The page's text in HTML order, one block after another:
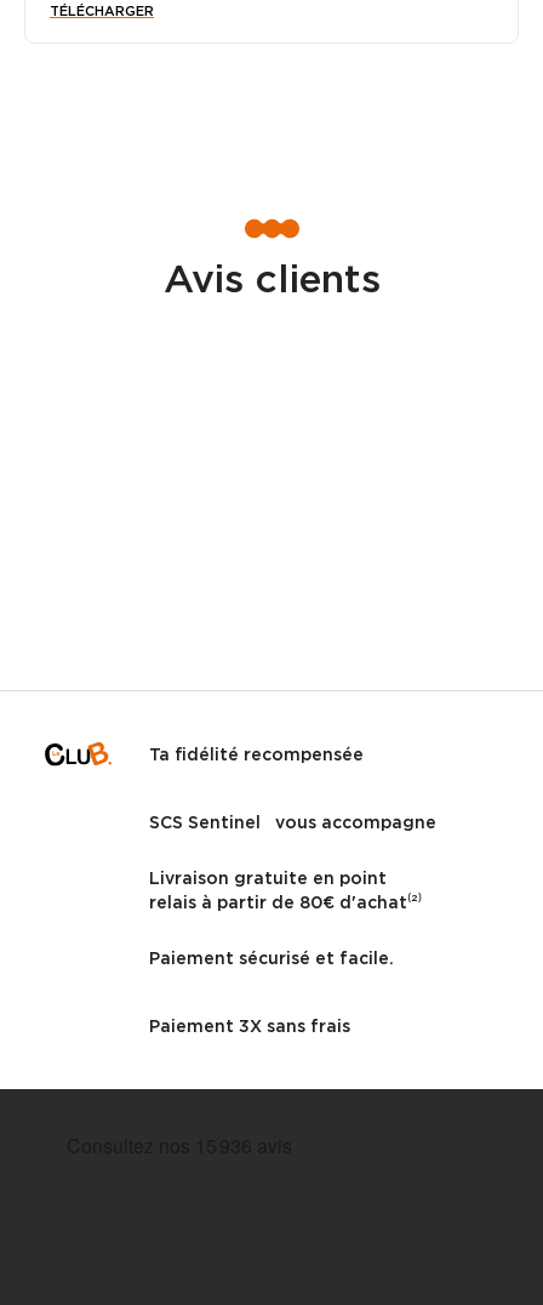
TÉLÉCHARGER
Avis clients
Ta fidélité recompensée
SCS Sentinel vous accompagne
Livraison gratuite en point
relais à partir de 80€ d'achat⁽²⁾
Paiement sécurisé et facile.
Paiement 3X sans frais